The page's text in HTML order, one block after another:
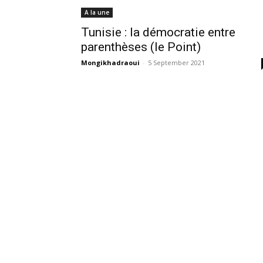
A la une
Tunisie : la démocratie entre
parenthèses (le Point)
Mongikhadraoui - 5 September 2021